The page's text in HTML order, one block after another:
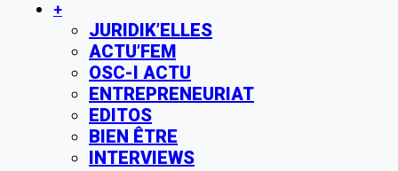
+
JURIDIK’ELLES
ACTU’FEM
OSC-I ACTU
ENTREPRENEURIAT
EDITOS
BIEN ÊTRE
INTERVIEWS